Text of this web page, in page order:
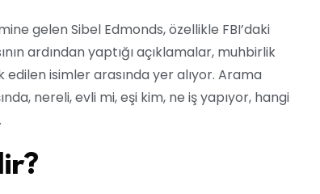
gelen Sibel Edmonds, özellikle FBI’daki
ardından yaptığı açıklamalar, muhbirlik
edilen isimler arasında yer alıyor. Arama
nereli, evli mi, eşi kim, ne iş yapıyor, hangi